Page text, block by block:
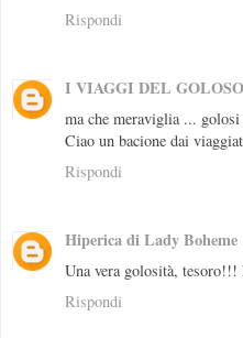
Rispondi
I VIAGGI DEL GOLOSO
ma che meraviglia ...
Ciao un bacione dai
Rispondi
Hiperica di Lady Boheme
Una vera golosità, tesoro!!!
Rispondi